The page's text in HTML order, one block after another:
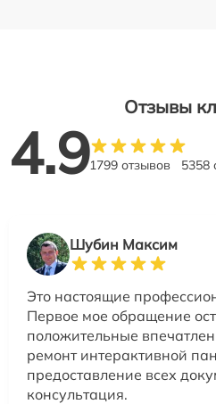
Отзывы
4.91799 отзывов 5358
Шубин Максим
Это настоящие
Первое мое обращение
положительные
ремонт интерактивной
предоставление всех
консультация.